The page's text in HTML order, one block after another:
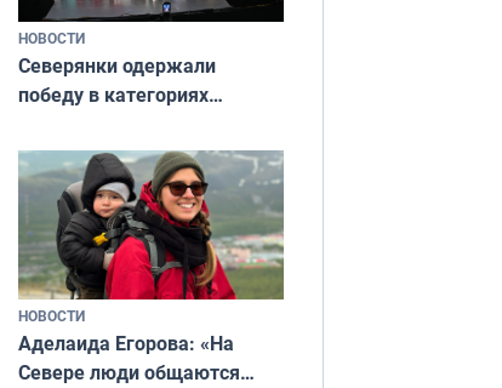
НОВОСТИ
Северянки одержали
победу в категориях
«Мисс и Миссис Великая
Русь»
НОВОСТИ
Аделаида Егорова: «На
Севере люди общаются